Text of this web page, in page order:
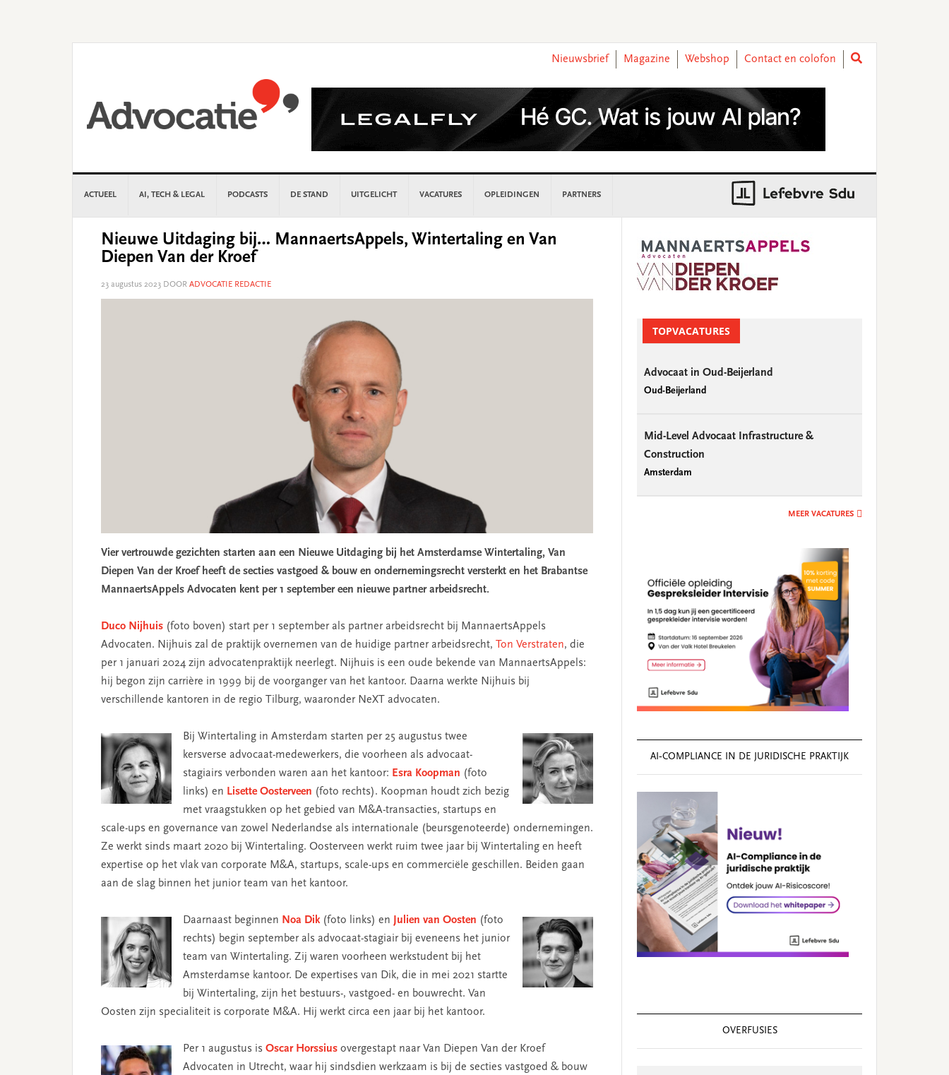
Nieuwsbrief
Magazine Webshop Contact en colofon
ACTUEEL AI, TECH & LEGAL PODCASTS DE STAND UITGELICHT VACATURES OPLEIDINGEN PARTNERS
Nieuwe Uitdaging bij… MannaertsAppels, Wintertaling en Van
Diepen Van der Kroef
23 augustus 2023 DOOR ADVOCATIE REDACTIE
Vier vertrouwde gezichten starten aan een Nieuwe Uitdaging bij het Amsterdamse Wintertaling, Van
Diepen Van der Kroef heeft de secties vastgoed & bouw en ondernemingsrecht versterkt en het Brabantse
MannaertsAppels Advocaten kent per 1 september een nieuwe partner arbeidsrecht.
Duco Nijhuis (foto boven) start per 1 september als partner arbeidsrecht bij MannaertsAppels
Advocaten. Nijhuis zal de praktijk overnemen van de huidige partner arbeidsrecht, Ton Verstraten, die
per 1 januari 2024 zijn advocatenpraktijk neerlegt. Nijhuis is een oude bekende van MannaertsAppels:
hij begon zijn carrière in 1999 bij de voorganger van het kantoor. Daarna werkte Nijhuis bij
verschillende kantoren in de regio Tilburg, waaronder NeXT advocaten.
Bij Wintertaling in Amsterdam starten per 25 augustus twee
kersverse advocaat-medewerkers, die voorheen als advocaat-
stagiairs verbonden waren aan het kantoor: Esra Koopman (foto
links) en Lisette Oosterveen (foto rechts). Koopman houdt zich bezig
met vraagstukken op het gebied van M&A-transacties, startups en
scale-ups en governance van zowel Nederlandse als internationale (beursgenoteerde) ondernemingen.
Ze werkt sinds maart 2020 bij Wintertaling. Oosterveen werkt ruim twee jaar bij Wintertaling en heeft
expertise op het vlak van corporate M&A, startups, scale-ups en commerciële geschillen. Beiden gaan
aan de slag binnen het junior team van het kantoor.
Daarnaast beginnen Noa Dik(foto links) en Julien van Oosten (foto
rechts) begin september als advocaat-stagiair bij eveneens het junior
team van Wintertaling. Zij waren voorheen werkstudent bij het
Amsterdamse kantoor. De expertises van Dik, die in mei 2021 startte
bij Wintertaling, zijn het bestuurs-, vastgoed- en bouwrecht. Van
Oosten zijn specialiteit is corporate M&A. Hij werkt circa een jaar bij het kantoor.
Per 1 augustus is Oscar Horssius overgestapt naar Van Diepen Van der Kroef
Advocaten in Utrecht, waar hij sindsdien werkzaam is bij de secties vastgoed & bouw
Sidebar
TOPVACATURES
Advocaat in Oud-Beijerland
Oud-Beijerland
Mid-Level Advocaat Infrastructure &
Construction
Amsterdam
MEER VACATURES
AI‑COMPLIANCE IN DE JURIDISCHE PRAKTIJK
OVERFUSIES